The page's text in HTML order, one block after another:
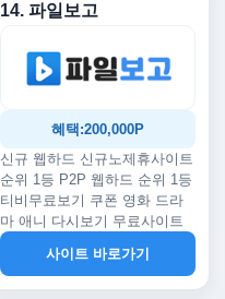
14. 파일보고
혜택:200,000P
신규 웹하드 신규노제휴사이트
순위 1등 P2P 웹하드 순위 1등
티비무료보기 쿠폰 영화 드라
마 애니 다시보기 무료사이트
사이트 바로가기